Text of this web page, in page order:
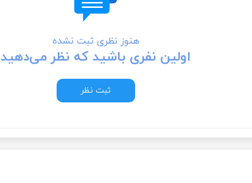
هنوز نظری ثبت نشده
اولین نفری باشید که نظر می‌دهید
ثبت نظر